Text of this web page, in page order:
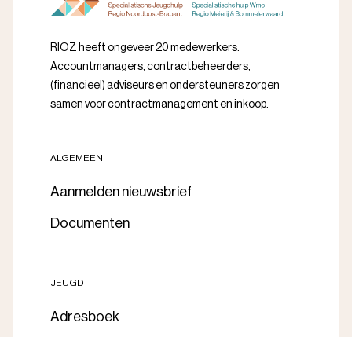
RIOZ heeft ongeveer 20 medewerkers.
Accountmanagers, contractbeheerders,
(financieel) adviseurs en ondersteuners zorgen
samen voor contractmanagement en inkoop.
ALGEMEEN
Aanmelden nieuwsbrief
Documenten
JEUGD
Adresboek